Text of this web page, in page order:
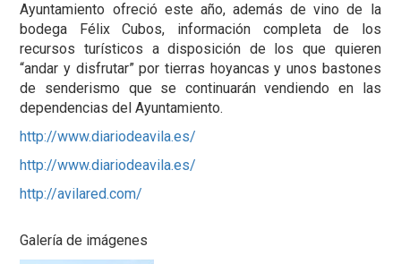
Ayuntamiento ofreció este año, además de vino de la
bodega Félix Cubos, información completa de los
recursos turísticos a disposición de los que quieren
“andar y disfrutar” por tierras hoyancas y unos bastones
de senderismo que se continuarán vendiendo en las
dependencias del Ayuntamiento.
http://www.diariodeavila.es/
http://www.diariodeavila.es/
http://avilared.com/
Galería de imágenes